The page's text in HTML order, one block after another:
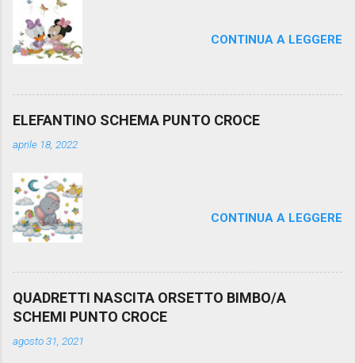
CONTINUA A LEGGERE
ELEFANTINO SCHEMA PUNTO CROCE
aprile 18, 2022
CONTINUA A LEGGERE
QUADRETTI NASCITA ORSETTO BIMBO/A
SCHEMI PUNTO CROCE
agosto 31, 2021